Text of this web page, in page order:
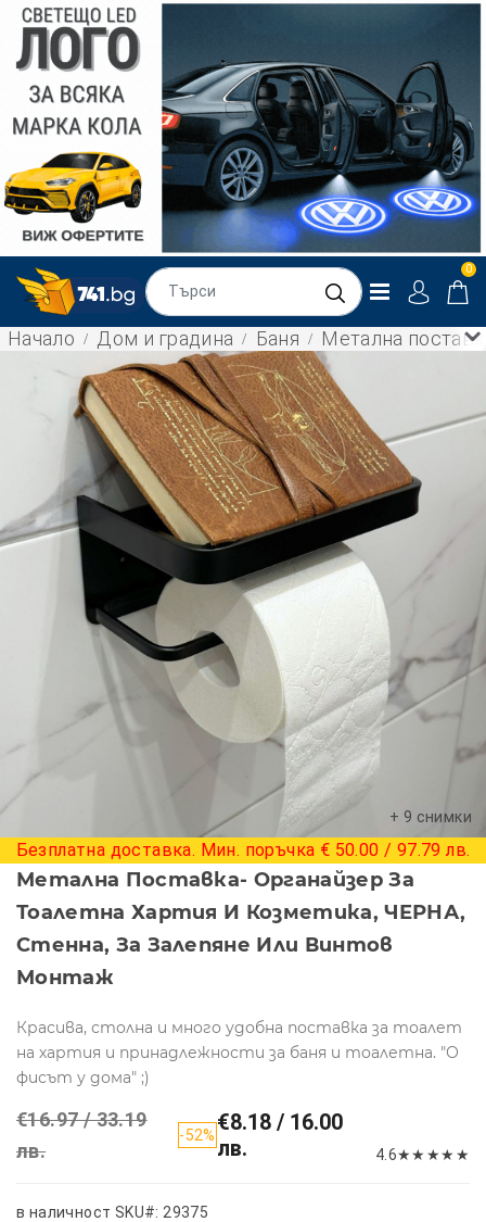
0
Начало Дом и градина Баня Метална
+ 9 снимки
Безплатна доставка. Мин. поръчка € 50.00 / 97.79 лв.
Метална Поставка- Органайзер За
Тоалетна Хартия И Козметика, ЧЕРНА,
Стенна, За Залепяне Или Винтов
Монтаж
Красива, столна и много удобна поставка за тоалет
на хартия и принадлежности за баня и тоалетна. "О
фисът у дома" ;)
€16.97 / 33.19
лв.
-52%€8.18 / 16.00
лв.
4.6★★ ★★ ★
в наличност SKU#: 29375